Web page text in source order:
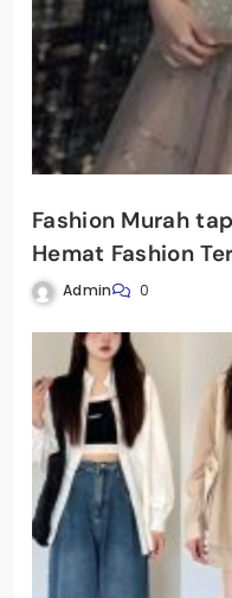
Fashion Murah
Hemat Fashion
Admin 0